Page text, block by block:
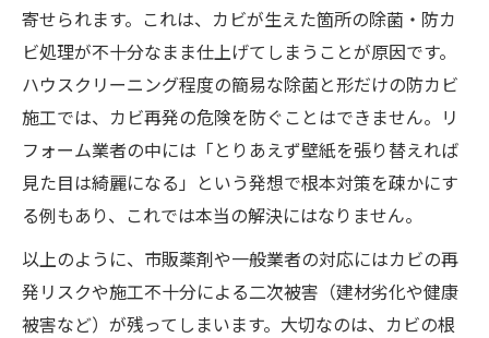
寄せられます。これは、カビが生えた箇所の除菌・防カ
ビ処理が不十分なまま仕上げてしまうことが原因です。
ハウスクリーニング程度の簡易な除菌と形だけの防カビ
施工では、カビ再発の危険を防ぐことはできません。リ
フォーム業者の中には「とりあえず壁紙を張り替えれば
見た目は綺麗になる」という発想で根本対策を疎かにす
る例もあり、これでは本当の解決にはなりません。
以上のように、市販薬剤や一般業者の対応にはカビの再
発リスクや施工不十分による二次被害（建材劣化や健康
被害など）が残ってしまいます。大切なのは、カビの根